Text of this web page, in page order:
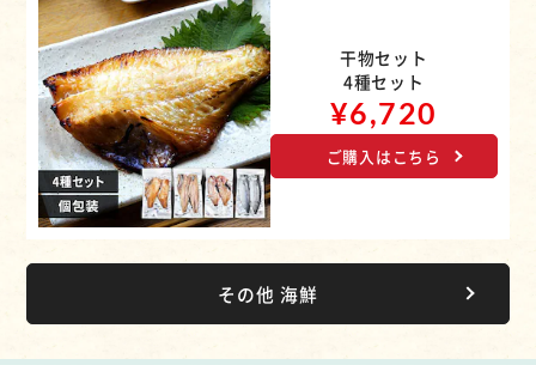
干物セット
4種セット
¥6,720
ご購入はこちら
その他 海鮮